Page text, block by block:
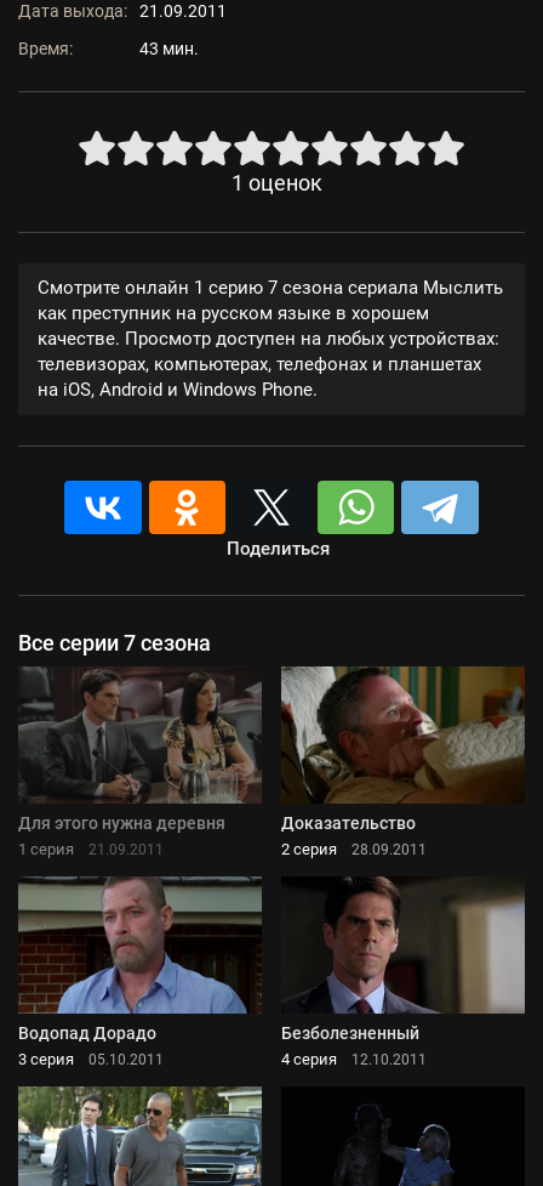
Дата выхода:
21.09.2011
Время:
43 мин.
1 оценок
Смотрите онлайн 1 серию 7 сезона сериала Мыслить
как преступник на русском языке в хорошем
качестве. Просмотр доступен на любых устройствах:
телевизорах, компьютерах, телефонах и планшетах
на iOS, Android и Windows Phone.
Поделиться
Все серии 7 сезона
Для этого нужна деревня
1 серия 21.09.2011
Доказательство
2 серия 28.09.2011
Водопад Дорадо
3 серия 05.10.2011
Безболезненный
4 серия 12.10.2011